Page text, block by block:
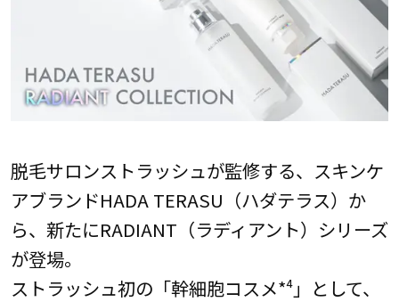
脱毛サロンストラッシュが監修する、スキンケ
アブランドHADA TERASU（ハダテラス）か
ら、新たにRADIANT（ラディアント）シリーズ
が登場。
ストラッシュ初の「幹細胞コスメ*⁴」として、